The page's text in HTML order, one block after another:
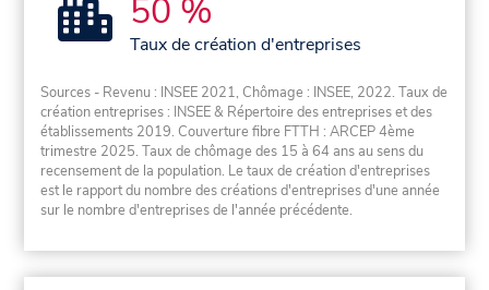
50 %
Taux de création d'entreprises
Sources - Revenu : INSEE 2021, Chômage : INSEE, 2022. Taux de
création entreprises : INSEE & Répertoire des entreprises et des
établissements 2019. Couverture fibre FTTH : ARCEP 4ème
trimestre 2025. Taux de chômage des 15 à 64 ans au sens du
recensement de la population. Le taux de création d'entreprises
est le rapport du nombre des créations d'entreprises d'une année
sur le nombre d'entreprises de l'année précédente.